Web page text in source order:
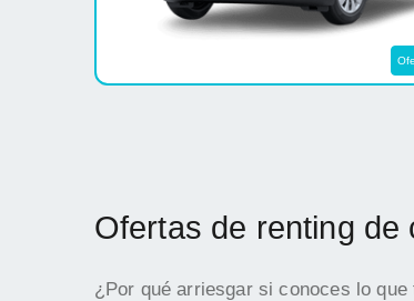
Ofertas de renting de
¿Por qué arriesgar si conoces lo